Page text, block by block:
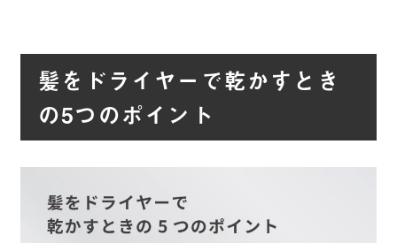
髪をドライヤーで乾かすとき
の5つのポイント